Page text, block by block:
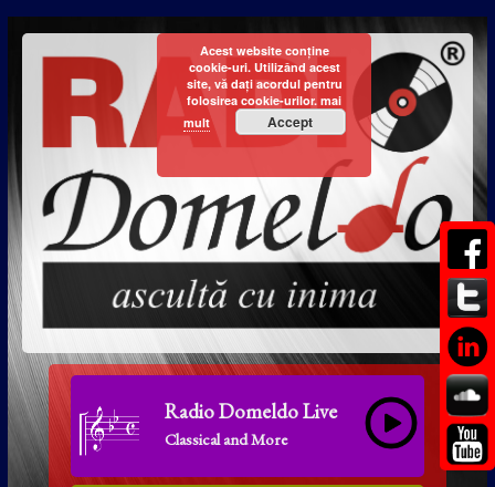
Radio Domeldo Live
Classical and More
Acest website conține
cookie-uri. Utilizând acest
site, vă dați acordul pentru
folosirea cookie-urilor. mai
mult
Accept